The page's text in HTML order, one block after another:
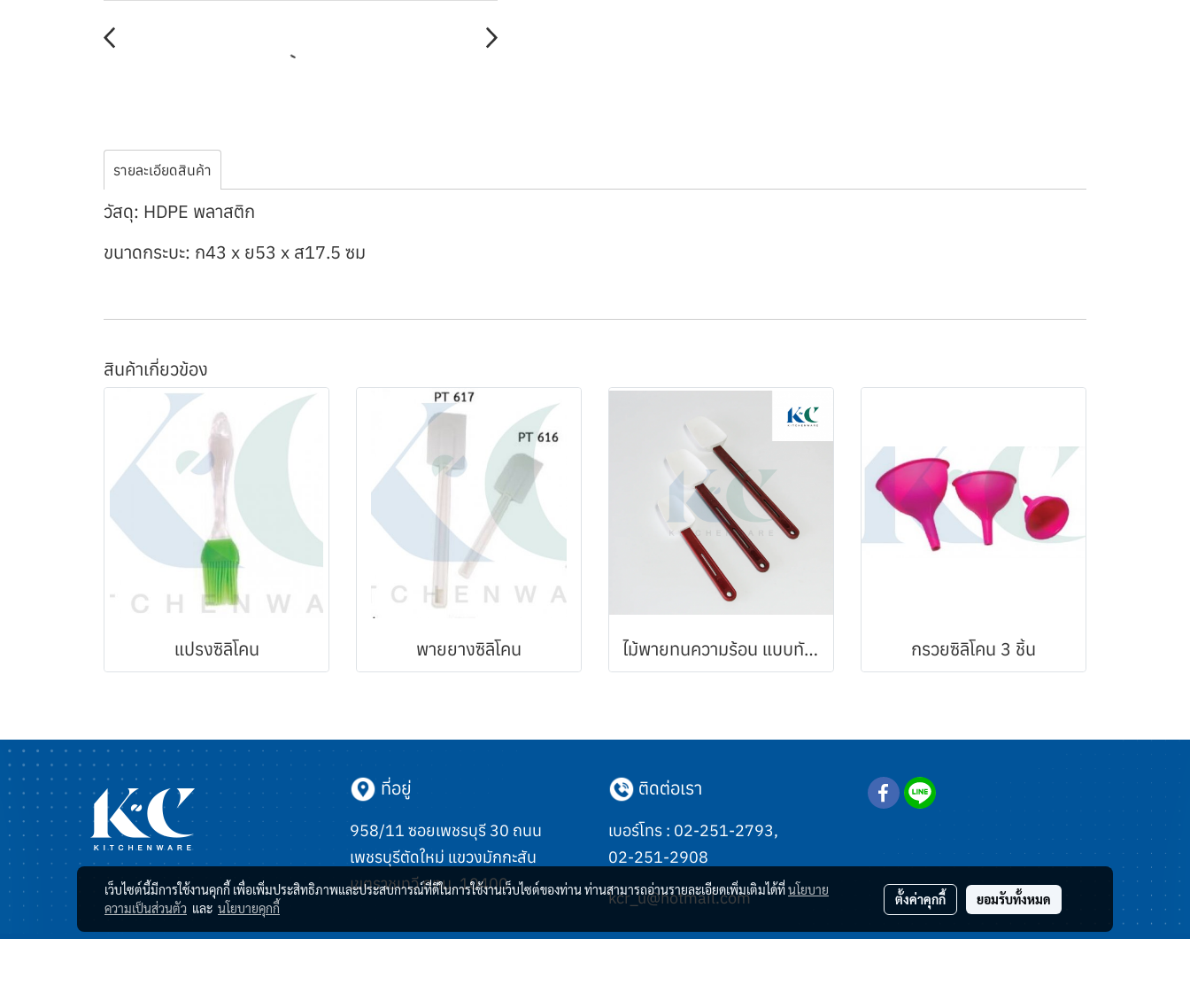
รายละเอียดสินค้า
วัสดุ: HDPE พลาสติก
ขนาดกระบะ: ก43 x ย53 x ส17.5 ซม
สินค้าเกี่ยวข้อง
แปรงซิลิโคน พายยางซิลิโคน ไม้พายทนความร้อน แบบทัพพี ด้ามแดง กรวยซิลิโคน 3 ชิ้น
ที่อยู่
958/11 ซอยเพชรบุรี 30 ถนน
เพชรบุรีตัดใหม่ แขวงมักกะสัน
เขตราชเทวี กทม. 10400
ติดต่อเรา
เบอร์โทร : 02-251-2793,
02-251-2908
kcr_u@hotmail.com
เว็บไซต์นี้มีการใช้งานคุกกี้ เพื่อเพิ่มประสิทธิภาพและประสบการณ์ที่ดีในการใช้งานเว็บไซต์ของท่าน ท่านสามารถอ่านรายละเอียดเพิ่มเติมได้ที่นโยบาย
ความเป็นส่วนตัว และ นโยบายคุกกี้
ตั้งค่าคุกกี้ ยอมรับทั้งหมด